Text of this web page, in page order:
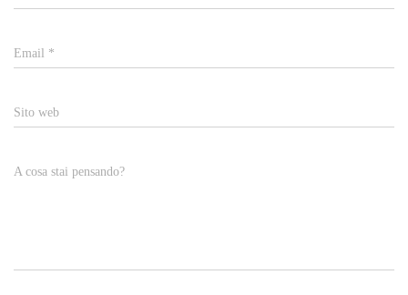
Email *
Sito web
A cosa stai pensando?